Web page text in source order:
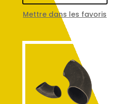
Mettre dans les favoris